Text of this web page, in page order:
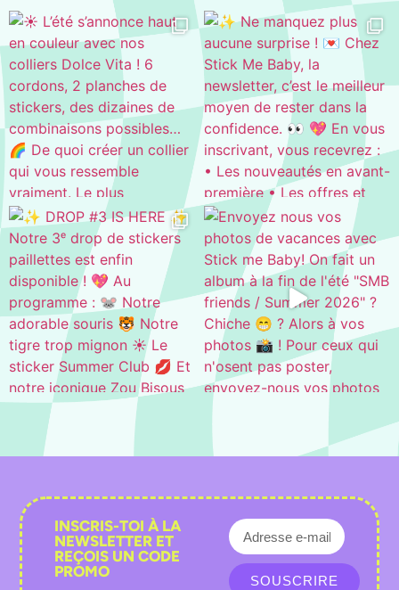
INSCRIS-TOI À LA
NEWSLETTER ET
REÇOIS UN CODE
PROMO
SOUSCRIRE